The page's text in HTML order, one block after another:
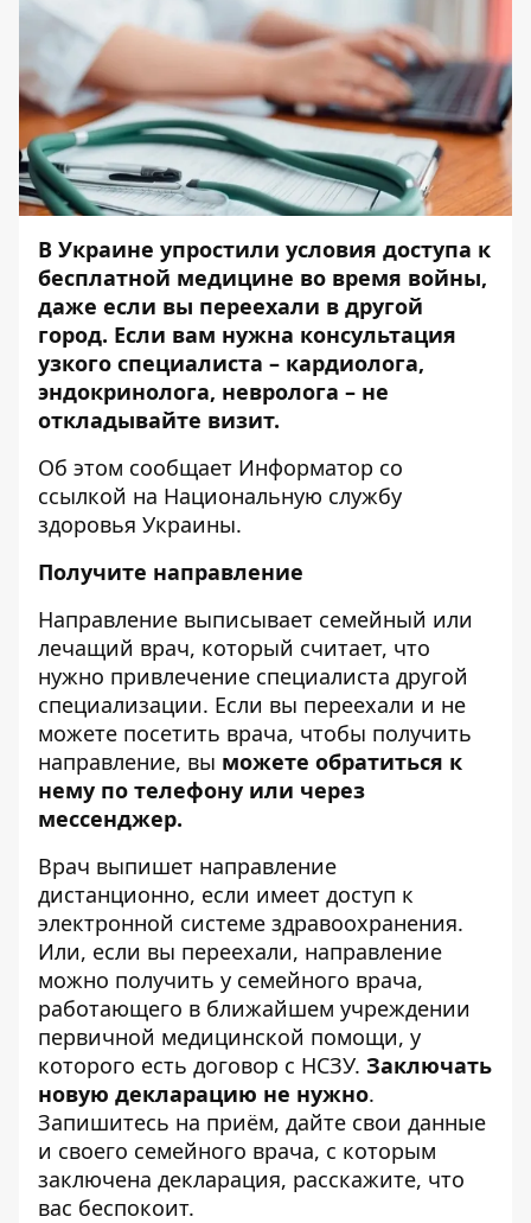
В Украине упростили условия доступа к
бесплатной медицине во время войны,
даже если вы переехали в другой
город. Если вам нужна консультация
узкого специалиста – кардиолога,
эндокринолога, невролога – не
откладывайте визит.
Об этом сообщает Информатор со
ссылкой на Национальную службу
здоровья Украины.
Получите направление
Направление выписывает семейный или
лечащий врач, который считает, что
нужно привлечение специалиста другой
специализации. Если вы переехали и не
можете посетить врача, чтобы получить
направление, вы можете обратиться к
нему по телефону или через
мессенджер.
Врач выпишет направление
дистанционно, если имеет доступ к
электронной системе здравоохранения.
Или, если вы переехали, направление
можно получить у семейного врача,
работающего в ближайшем учреждении
первичной медицинской помощи, у
которого есть договор с НСЗУ. Заключать
новую декларацию не нужно.
Запишитесь на приём, дайте свои данные
и своего семейного врача, с которым
заключена декларация, расскажите, что
вас беспокоит.